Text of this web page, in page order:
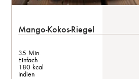
Mango-Kokos-Riegel
35 Min.
Einfach
180 kcal
Indien